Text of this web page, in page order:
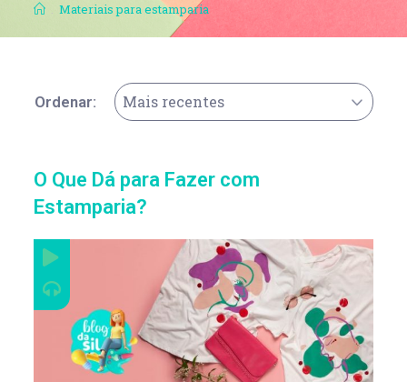
. Materiais para estamparia
Ordenar: Mais recentes
O Que Dá para Fazer com
Estamparia?